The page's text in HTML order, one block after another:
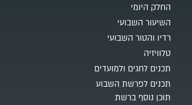
החלק היומי
השיעור השבועי
רדיו והטור השבועי
טלוויזיה
תכנים לחגים ולמועדים
תכנים לפרשת השבוע
תוכן נוסף ברשת